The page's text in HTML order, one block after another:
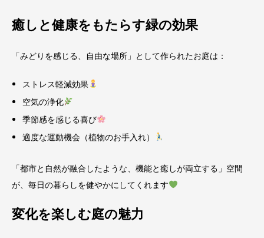
癒しと健康をもたらす緑の効果
「みどりを感じる、自由な場所」として作られたお庭は：
ストレス軽減効果
空気の浄化
季節感を感じる喜び
適度な運動機会（植物のお手入れ）
「都市と自然が融合したような、機能と癒しが両立する」空間
が、毎日の暮らしを健やかにしてくれます
変化を楽しむ庭の魅力